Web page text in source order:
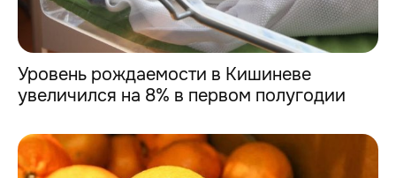
Уровень рождаемости в Кишиневе
увеличился на 8% в первом полугодии